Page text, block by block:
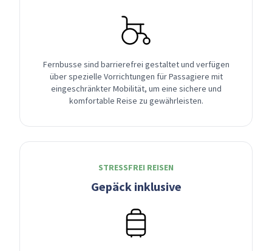
Fernbusse sind barrierefrei gestaltet und verfügen
über spezielle Vorrichtungen für Passagiere mit
eingeschränkter Mobilität, um eine sichere und
komfortable Reise zu gewährleisten.
STRESSFREI REISEN
Gepäck inklusive